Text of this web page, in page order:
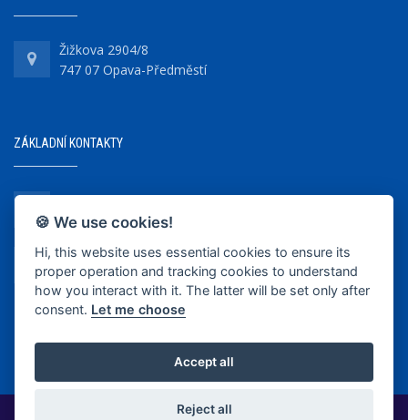
Žižkova 2904/8
747 07 Opava-Předměstí
ZÁKLADNÍ KONTAKTY
+420 737 218 679
info@bkopava.cz
www.bkopava.cz
🍪 We use cookies!
Hi, this website uses essential cookies to ensure its
proper operation and tracking cookies to understand
how you interact with it. The latter will be set only after
consent. Let me choose
Accept all
Reject all